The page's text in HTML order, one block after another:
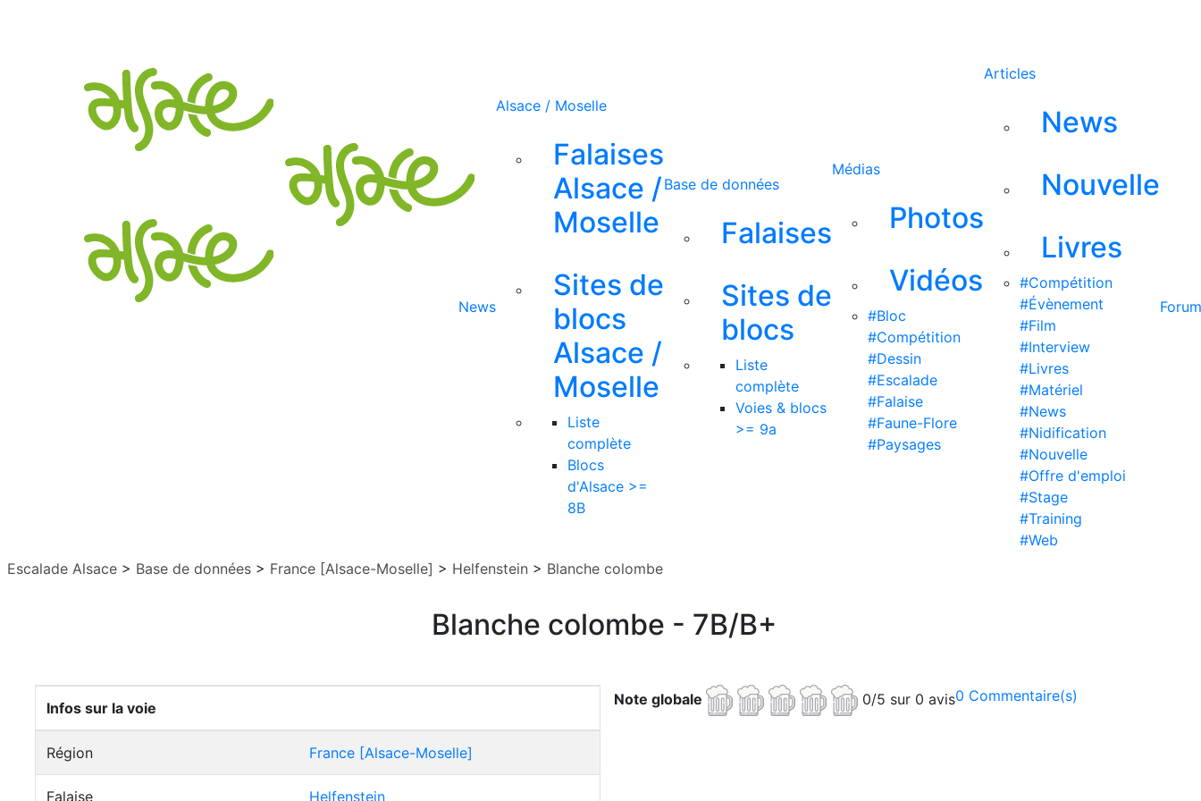
News
Alsace / Moselle
Falaises
Alsace /
Moselle
Sites de
blocs
Alsace /
Moselle
Liste
complète
Blocs
d'Alsace >=
8B
Base de données
Falaises
Sites de
blocs
Liste
complète
Voies & blocs
>= 9a
Médias
Photos
Vidéos
#Bloc
#Compétition
#Dessin
#Escalade
#Falaise
#Faune-Flore
#Paysages
Articles
News
Nouvelle
Livres
#Compétition
#Évènement
#Film
#Interview
#Livres
#Matériel
#News
#Nidification
#Nouvelle
#Offre d'emploi
#Stage
#Training
#Web
Forum
Escalade Alsace > Base de données > France [Alsace-Moselle] > Helfenstein > Blanche colombe
Blanche colombe - 7B/B+
Infos sur la voie
Région France [Alsace-Moselle]
Falaise Helfenstein
0 Commentaire(s)
Note globale 0/5 sur 0 avis